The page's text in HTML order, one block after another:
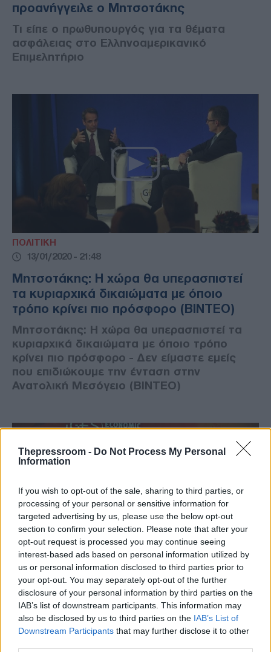
Thepressroom - Do Not Process My Personal
Information
If you wish to opt-out of the sale, sharing to third parties, or
processing of your personal or sensitive information for
targeted advertising by us, please use the below opt-out
section to confirm your selection. Please note that after your
opt-out request is processed you may continue seeing
interest-based ads based on personal information utilized by
us or personal information disclosed to third parties prior to
your opt-out. You may separately opt-out of the further
disclosure of your personal information by third parties on the
IAB’s list of downstream participants. This information may
also be disclosed by us to third parties on the IAB’s List of
Downstream Participants that may further disclose it to other
προανήγγειλε ο Μητσοτάκης
Τι είπε ο πρωθυπουργός για τα θέματα
ασφάλειας στο Ελληνοαμερικανικό
Επιμελητήριο
ΠΟΛΙΤΙΚΗ
13/01/2020 - 21:48
Μητσοτάκης: Η χώρα θα υπερασπιστεί
τα κυριαρχικά δικαιώματα με όποιο
τρόπο κρίνει πιο πρόσφορο (ΒΙΝΤΕΟ)
Μητσοτάκης: Η χώρα θα υπερασπιστεί τα
κυριαρχικά δικαιώματα με όποιο τρόπο
κρίνει πιο πρόσφορο - Δεν είμαστε εμείς
που επιδιώκουμε την ένταση στην
Ανατολική Μεσόγειο (ΒΙΝΤΕΟ)
ΟΙΚΟΝΟΜΙΑ
04/12/2019 - 23:51
Ανδρέας Σιάμισιης: Νέες προκλήσεις και
ευκαιρίες δημιουργεί η μετάβαση της
αγοράς στο νέο ενεργειακό μοντέλο